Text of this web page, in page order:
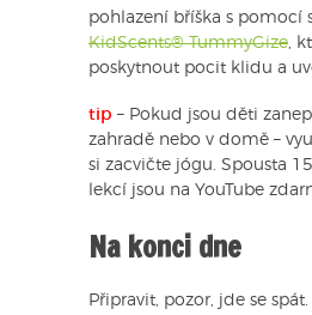
pohlazení bříška s pomocí
KidScents® TummyGize,
poskytnout pocit klidu a
tip – Pokud jsou děti
zahradě nebo v domě –
si zacvičte jógu. Spousta
lekcí jsou na YouTube
Na konci dne
Připravit, pozor, jde se